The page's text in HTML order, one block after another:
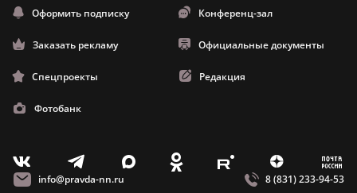
Оформить подписку Конференц-зал
Заказать рекламу Официальные документы
Спецпроекты Редакция
Фотобанк
V T X O E Z m
info@pravda-nn.ru 8 (831) 233-94-53